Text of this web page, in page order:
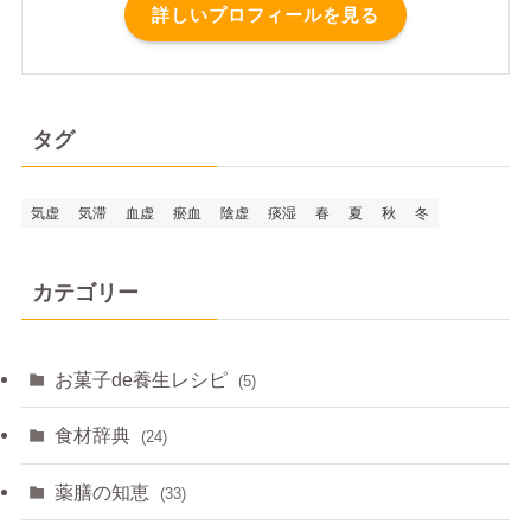
詳しいプロフィールを見る
タグ
気虚 気滞 血虚 瘀血 陰虚 痰湿 春 夏 秋 冬
カテゴリー
お菓子de養生レシピ (5)
食材辞典 (24)
薬膳の知恵 (33)